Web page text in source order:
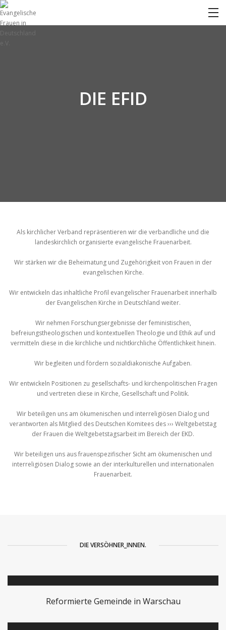
DIE EFID
Als kirchlicher Verband repräsentieren wir die verbandliche und die
landeskirchlich organisierte evangelische Frauenarbeit.
Wir stärken wir die Beheimatung und Zugehörigkeit von Frauen in der
evangelischen Kirche.
Wir entwickeln das inhaltliche Profil evangelischer Frauenarbeit innerhalb
der Evangelischen Kirche in Deutschland weiter.
Wir nehmen Forschungsergebnisse der feministischen,
befreiungstheologischen und kontextuellen Theologie und Ethik auf und
vermitteln diese in die kirchliche und nichtkirchliche Öffentlichkeit hinein.
Wir begleiten und fördern sozialdiakonische Aufgaben.
Wir entwickeln Positionen zu gesellschafts- und kirchenpolitischen Fragen
und vertreten diese in Kirche, Gesellschaft und Politik.
Wir beteiligen uns am ökumenischen und interreligiösen Dialog und
verantworten als Mitglied des Deutschen Komitees des ››› Weltgebetstag
der Frauen die Weltgebetstagsarbeit im Bereich der EKD.
Wir beteiligen uns aus frauenspezifischer Sicht am ökumenischen und
interreligiösen Dialog sowie an der interkulturellen und internationalen
Frauenarbeit.
DIE VERSÖHNER_INNEN.
Reformierte Gemeinde in Warschau